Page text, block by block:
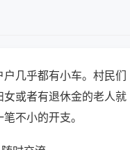
几乎都有小车。村民们
或者有退休金的老人就
不小的开支。